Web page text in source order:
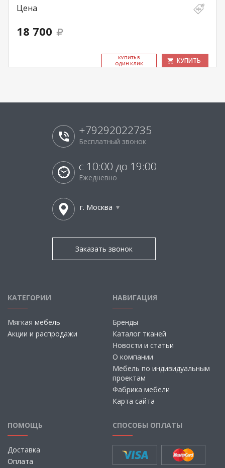
Цена
18 700
КУ­ПИТЬ В
ОДИН КЛИК
КУПИТЬ
+79292022735
Бесплатный звонок
с 10:00 до 19:00
Ежедневно
г. Москва
Заказать звонок
КАТЕГОРИИ
Мягкая мебель
Акции и распродажи
НАВИГАЦИЯ
Бренды
Каталог тканей
Новости и статьи
О компании
Мебель по индивидуальным
проектам
Фабрика мебели
Карта сайта
ПОМОЩЬ
Доставка
Оплата
СПОСОБЫ ОПЛАТЫ